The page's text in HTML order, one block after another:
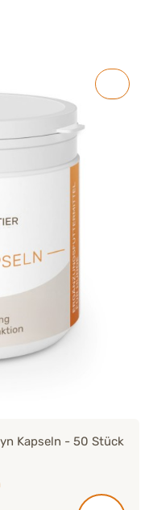
Kapseln - 50 Stück